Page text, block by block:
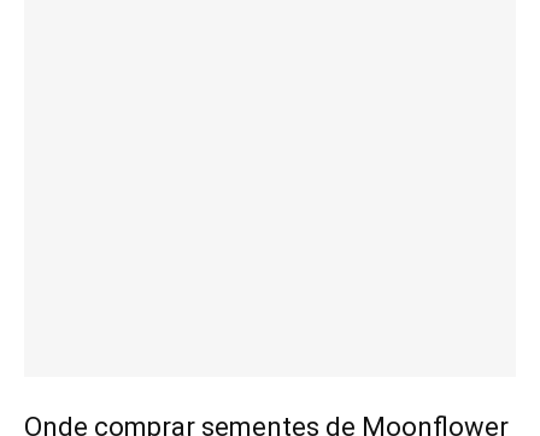
Onde comprar sementes de Moonflower